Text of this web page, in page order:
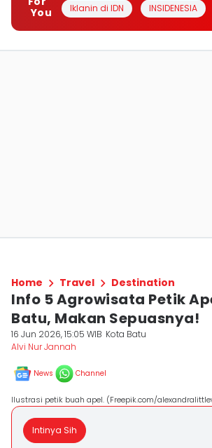
You
Iklanin di IDN INSIDENESIA
Home Travel Destination
Info 5 Agrowisata Petik
Batu, Makan Sepuasnya!
16 Jun 2026, 15:05 WIB Kota Batu
Alvi Nur Jannah
News Channel
Ilustrasi petik buah apel. (Freepik.com/
Intinya Sih